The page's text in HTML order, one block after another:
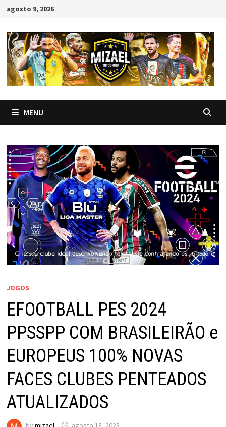
Skip
content
agosto 9, 2026
MENU
JOGOS
EFOOTBALL PES 2024
PPSSPP COM BRASILEIRÃO e
EUROPEUS 100% NOVAS
FACES CLUBES PENTEADOS
ATUALIZADOS